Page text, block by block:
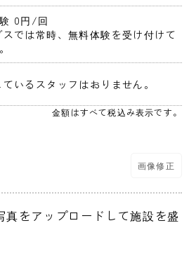
0円 /回
いるスタッフはおりません。
金額はすべて税込み表示です。
画像修正
真をアップロードして施設を盛